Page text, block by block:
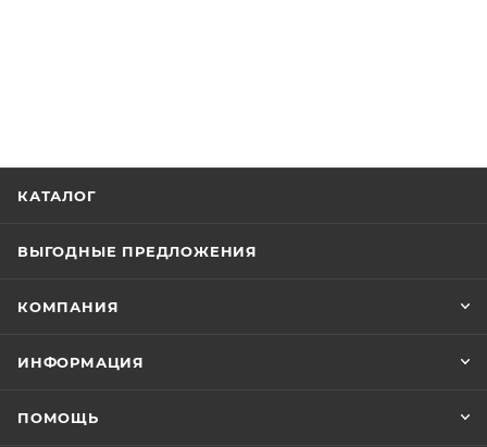
КАТАЛОГ
ВЫГОДНЫЕ ПРЕДЛОЖЕНИЯ
КОМПАНИЯ
ИНФОРМАЦИЯ
ПОМОЩЬ